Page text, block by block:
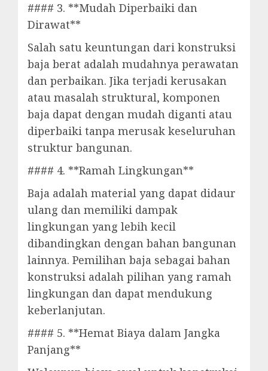
#### 3. **Mudah Diperbaiki dan
Dirawat**
Salah satu keuntungan dari konstruksi
baja berat adalah mudahnya perawatan
dan perbaikan. Jika terjadi kerusakan
atau masalah struktural, komponen
baja dapat dengan mudah diganti atau
diperbaiki tanpa merusak keseluruhan
struktur bangunan.
#### 4. **Ramah Lingkungan**
Baja adalah material yang dapat didaur
ulang dan memiliki dampak
lingkungan yang lebih kecil
dibandingkan dengan bahan bangunan
lainnya. Pemilihan baja sebagai bahan
konstruksi adalah pilihan yang ramah
lingkungan dan dapat mendukung
keberlanjutan.
#### 5. **Hemat Biaya dalam Jangka
Panjang**